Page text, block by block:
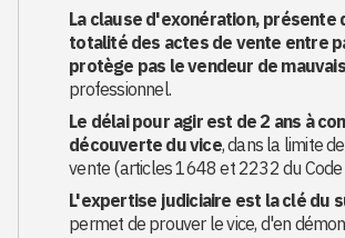
La clause d'exonération, présente
totalité des actes de vente entre
protège pas le vendeur de
professionnel.
Le délai pour agir est de 2 ans à
découverte du vice, dans la limite
vente (articles 1648 et 2232 du Code
L'expertise judiciaire est la clé du
permet de prouver le vice, d'en